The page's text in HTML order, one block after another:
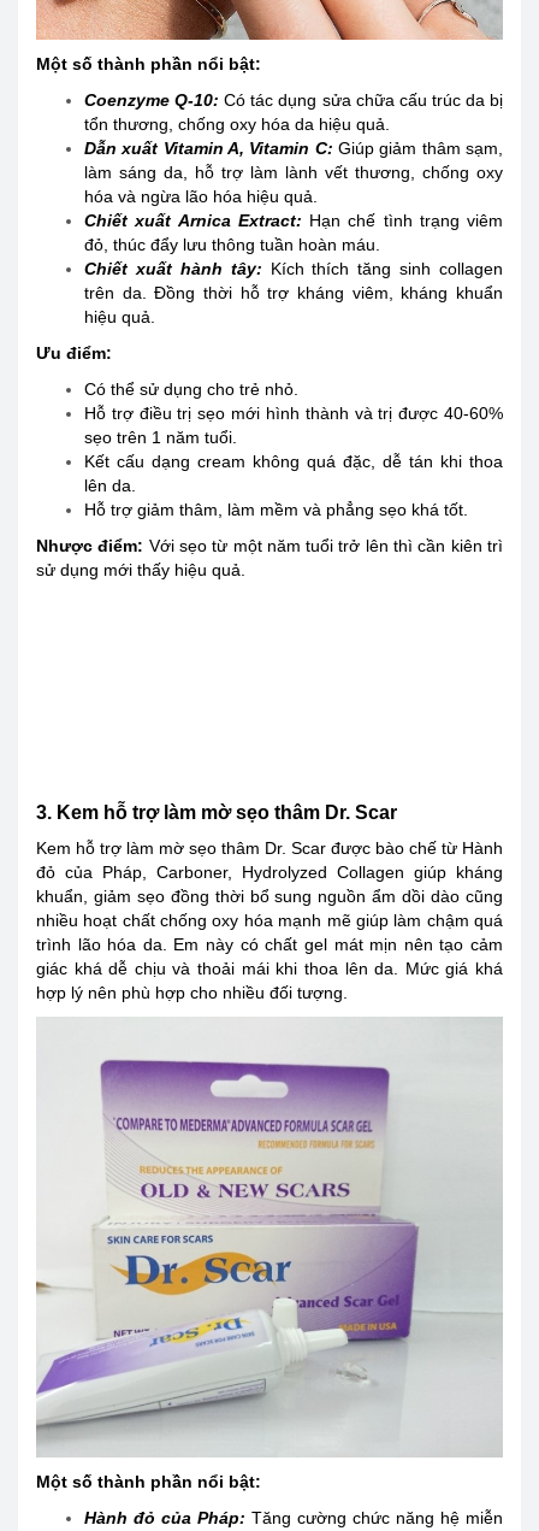
Một số thành phần nổi bật:
Coenzyme Q-10:Có tác dụng sửa chữa cấu trúc da bị
tổn thương, chống oxy hóa da hiệu quả.
Dẫn xuất Vitamin A, Vitamin C: Giúp giảm thâm sạm,
làm sáng da, hỗ trợ làm lành vết thương, chống oxy
hóa và ngừa lão hóa hiệu quả.
Chiết xuất Arnica Extract: Hạn chế tình trạng viêm
đỏ, thúc đẩy lưu thông tuần hoàn máu.
Chiết xuất hành tây: Kích thích tăng sinh collagen
trên da. Đồng thời hỗ trợ kháng viêm, kháng khuẩn
hiệu quả.
Ưu điểm:
Có thể sử dụng cho trẻ nhỏ.
Hỗ trợ điều trị sẹo mới hình thành và trị được 40-60%
sẹo trên 1 năm tuổi.
Kết cấu dạng cream không quá đặc, dễ tán khi thoa
lên da.
Hỗ trợ giảm thâm, làm mềm và phẳng sẹo khá tốt.
Nhược điểm: Với sẹo từ một năm tuổi trở lên thì cần kiên trì
sử dụng mới thấy hiệu quả.
3. Kem hỗ trợ làm mờ sẹo thâm Dr. Scar
Kem hỗ trợ làm mờ sẹo thâm Dr. Scar được bào chế từ Hành
đỏ của Pháp, Carboner, Hydrolyzed Collagen giúp kháng
khuẩn, giảm sẹo đồng thời bổ sung nguồn ẩm dồi dào cũng
nhiều hoạt chất chống oxy hóa mạnh mẽ giúp làm chậm quá
trình lão hóa da. Em này có chất gel mát mịn nên tạo cảm
giác khá dễ chịu và thoải mái khi thoa lên da. Mức giá khá
hợp lý nên phù hợp cho nhiều đối tượng.
Một số thành phần nổi bật:
Hành đỏ của Pháp: Tăng cường chức năng hệ miễn